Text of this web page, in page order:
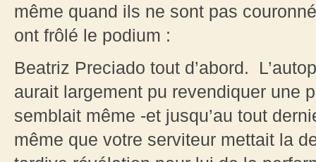
même quand ils ne sont pas
ont frôlé le podium :
Beatriz Preciado tout d’abord.
aurait largement pu revendiquer une
semblait même -et jusqu’au tout
même que votre serviteur mettait la